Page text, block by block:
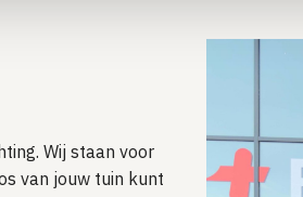
Wij staan voor
van jouw tuin kunt